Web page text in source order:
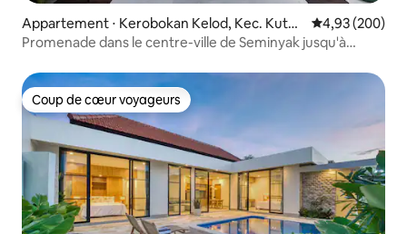
Appartement ⋅ Kerobokan Kelod, Kec. Kuta
Utara, Kabupaten Badung
Évaluation
4,93 (200)
Promenade dans le centre-ville de Seminyak jusqu'à
Coup de cœur voyageurs
Coup de cœur voyageurs